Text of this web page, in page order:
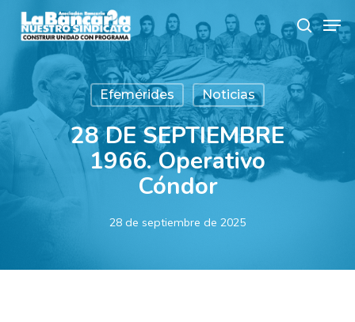
main
search
Efemérides Noticias
28 DE SEPTIEMBRE
1966. Operativo
Cóndor
28 de septiembre de 2025